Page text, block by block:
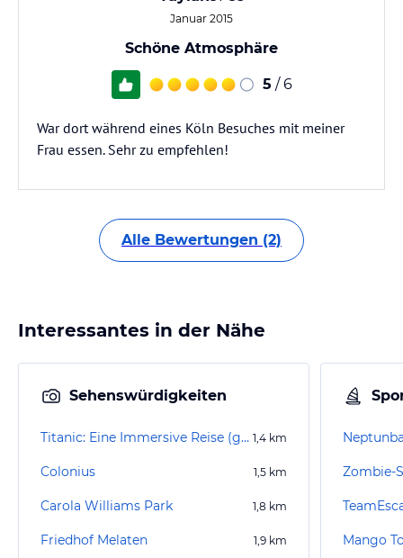
Januar 2015
Schöne Atmosphäre
5 / 6
War dort während eines Köln Besuches mit meiner
Frau essen. Sehr zu empfehlen!
Alle Bewertungen (2)
Interessantes in der Nähe
Sehenswürdigkeiten
Titanic: Eine Immersive Reise (geschlossen) 1,4 km
Colonius 1,5 km
Carola Williams Park 1,8 km
Friedhof Melaten 1,9 km
Zombie-
Mango